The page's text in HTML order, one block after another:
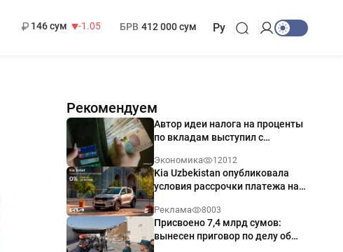
146 сум
-1.05
БРВ 412 000 сум Ру
Рекомендуем
Автор идеи налога на проценты
по вкладам выступил с
Экономика 12012
Kia Uzbekistan опубликовала
условия рассрочки платежа на
годовых
Реклама 8003
Присвоено 7,4 млрд сумов:
вынесен приговор по делу об